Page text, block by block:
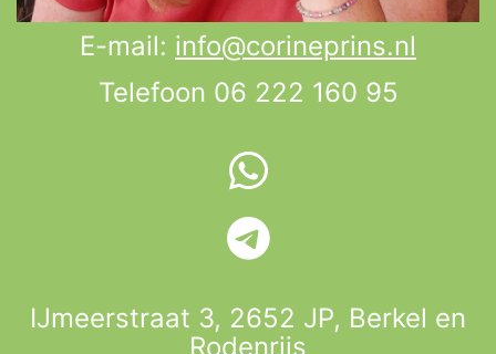
E-mail: info@corineprins.nl
Telefoon 06 222 160 95
IJmeerstraat 3, 2652 JP, Berkel en
Rodenrijs